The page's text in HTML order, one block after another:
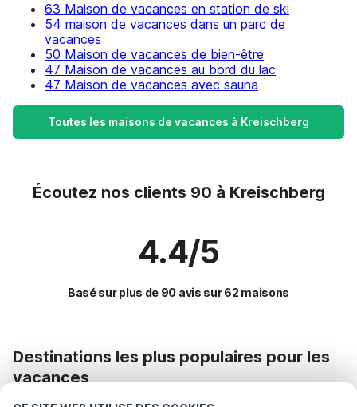
63 Maison de vacances en station de ski
54 maison de vacances dans un parc de
vacances
50 Maison de vacances de bien-être
47 Maison de vacances au bord du lac
47 Maison de vacances avec sauna
Toutes les maisons de vacances à Kreischberg
Écoutez nos clients 90 à Kreischberg
4.4/5
Basé sur plus de 90 avis sur 62 maisons
Destinations les plus populaires pour les
vacances